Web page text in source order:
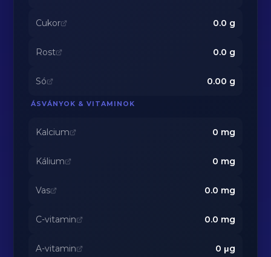
Cukor 0.0 g
Rost 0.0 g
Só 0.00 g
ÁSVÁNYOK & VITAMINOK
Kalcium 0 mg
Kálium 0 mg
Vas 0.0 mg
C-vitamin 0.0 mg
A-vitamin 0 μg